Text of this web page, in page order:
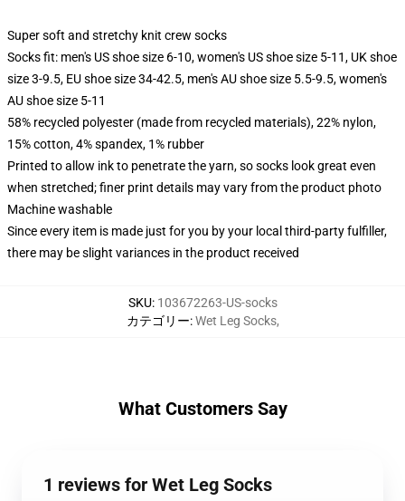
Super soft and stretchy knit crew socks
Socks fit: men's US shoe size 6-10, women's US shoe size 5-11, UK shoe
size 3-9.5, EU shoe size 34-42.5, men's AU shoe size 5.5-9.5, women's
AU shoe size 5-11
58% recycled polyester (made from recycled materials), 22% nylon,
15% cotton, 4% spandex, 1% rubber
Printed to allow ink to penetrate the yarn, so socks look great even
when stretched; finer print details may vary from the product photo
Machine washable
Since every item is made just for you by your local third-party fulfiller,
there may be slight variances in the product received
SKU: 103672263-US-socks
カテゴリー:Wet Leg Socks,
What Customers Say
1 reviews for Wet Leg Socks